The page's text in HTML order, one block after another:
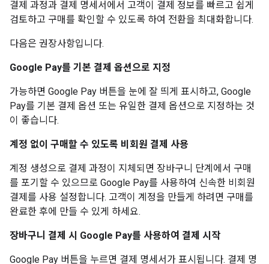
결제 과정과 결제 명세서에서 고객이 결제 정보를 빠르고 쉽게
검토하고 구매를 확인할 수 있도록 하여 전환을 최대화합니다.
다음은 권장사항입니다.
Google Pay를 기본 결제 옵션으로 지정
가능하면 Google Pay 버튼을 눈에 잘 띄게 표시하고, Google
Pay를 기본 결제 옵션 또는 유일한 결제 옵션으로 지정하는 것
이 좋습니다.
계정 없이 구매할 수 있도록 비회원 결제 사용
계정 생성으로 결제 과정이 지체되면 장바구니 단계에서 구매
를 포기할 수 있으므로 Google Pay를 사용하여 신속한 비회원
결제를 사용 설정합니다. 고객이 계정을 만들게 하려면 구매를
완료한 후에 만들 수 있게 하세요.
장바구니 결제 시 Google Pay를 사용하여 결제 시작
Google Pay 버튼을 누르면 결제 명세서가 표시됩니다. 결제 명